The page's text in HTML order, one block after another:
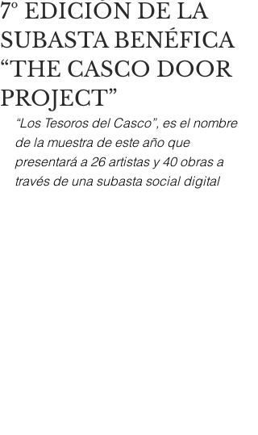
7º EDICIÓN DE LA
SUBASTA BENÉFICA
“THE CASCO DOOR
PROJECT”
“Los Tesoros del Casco”, es el nombre
de la muestra de este año que
presentará a 26 artistas y 40 obras a
través de una subasta social digital